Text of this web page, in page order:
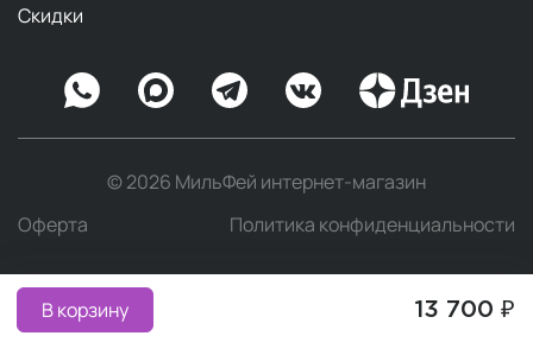
В корзину 13 700 ₽
Скидки
© 2026 МильФей интернет-магазин
Оферта
Политика конфиденциальности